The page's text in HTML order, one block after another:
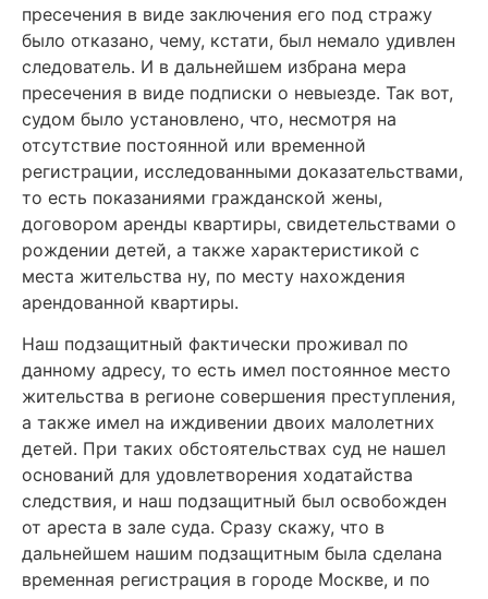
пресечения в виде заключения его под стражу
было отказано, чему, кстати, был немало удивлен
следователь. И в дальнейшем избрана мера
пресечения в виде подписки о невыезде. Так вот,
судом было установлено, что, несмотря на
отсутствие постоянной или временной
регистрации, исследованными доказательствами,
то есть показаниями гражданской жены,
договором аренды квартиры, свидетельствами о
рождении детей, а также характеристикой с
места жительства ну, по месту нахождения
арендованной квартиры.
Наш подзащитный фактически проживал по
данному адресу, то есть имел постоянное место
жительства в регионе совершения преступления,
а также имел на иждивении двоих малолетних
детей. При таких обстоятельствах суд не нашел
оснований для удовлетворения ходатайства
следствия, и наш подзащитный был освобожден
от ареста в зале суда. Сразу скажу, что в
дальнейшем нашим подзащитным была сделана
временная регистрация в городе Москве, и по